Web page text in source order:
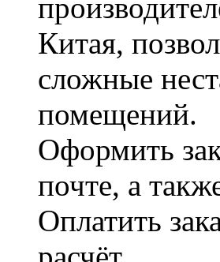
Китая,
сложные
помещений.
Оформить
почте, а
Оплатить